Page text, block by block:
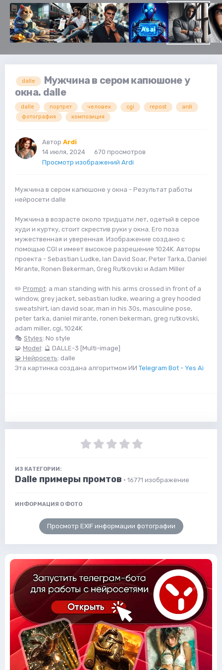
dalle
Мужчина в сером капюшоне у
окна. dalle
dalle портрет человек cgi repost
ardi
фотография
композиция
Автор Ardi
14 июля, 2024
670 просмотров
Просмотр изображений Ardi
Мужчина в сером капюшоне у окна - Результат работы
нейросети dalle
Мужчина в возрасте около тридцати лет, одетый в серое
худи и куртку, стоит скрестив руки у окна. Его поза
мужественная и уверенная. Изображение создано с
помощью CGI и имеет высокое разрешение 1024K. Авторы
проекта - Sebastian Ludke, Ian David Soar, Peter Tarka, Daniel
Mirante, Ronen Bekerman, Greg Rutkovski и Adam Miller
✏️ Prompt: a man standing with his arms crossed in front of a
window, grey jacket, sebastian ludke, wearing a grey hooded
sweatshirt, ian david soar, man in his 30s, masculine pose,
peter tarka, daniel mirante, ronen bekerman, greg rutkovski,
adam miller, cgi, 1024K
🎭 Styles: No style
🧩 Model: 🔮 DALLE-3 [Multi-image]
🧩 Нейросеть: dalle
Эта картинка создана алгоритмом ИИ Telegram Bot - Yes Ai
ИЗ КАТЕГОРИИ:
Dalle примеры промтов · 16771 изображение
ИНФОРМАЦИЯ О ФОТО
Просмотр EXIF информации фотографии